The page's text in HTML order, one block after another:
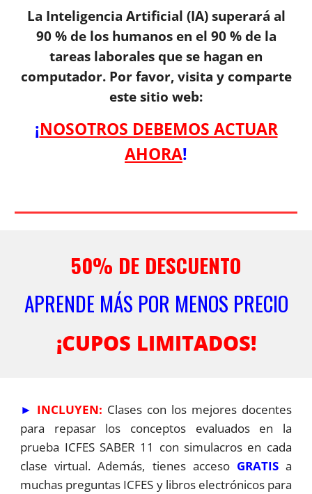
La Inteligencia Artificial (IA) superará al
90 % de los humanos en el 90 % de la
tareas laborales que se hagan en
computador. Por favor, visita y comparte
este sitio web:
¡NOSOTROS DEBEMOS ACTUAR
AHORA!
50% DE DESCUENTO
APRENDE MÁS POR MENOS PRECIO
¡CUPOS LIMITADOS!
► INCLUYEN: Clases con los mejores docentes
para repasar los conceptos evaluados en la
prueba ICFES SABER 11 con simulacros en cada
clase virtual. Además, tienes acceso GRATISa
muchas preguntas ICFES y libros electrónicos para